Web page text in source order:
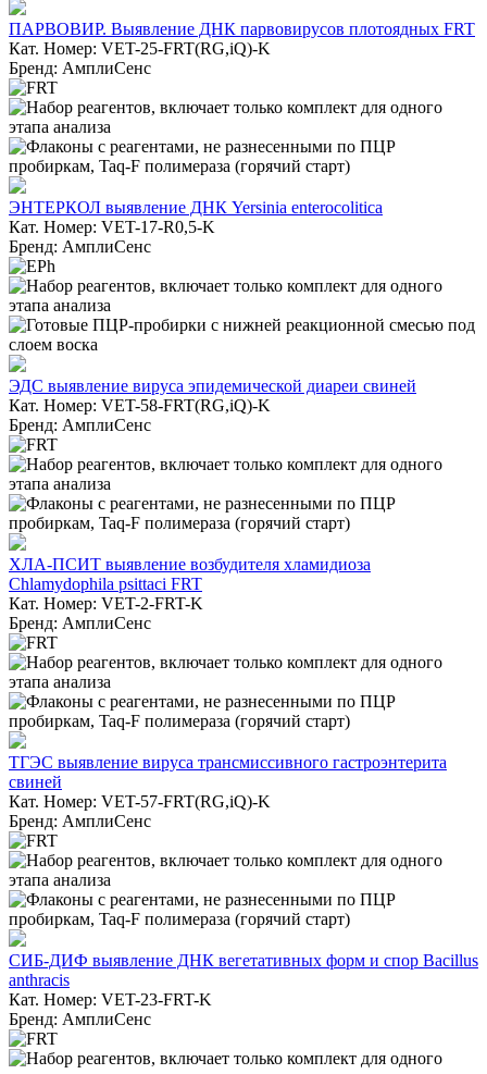
ПАРВОВИР. Выявление ДНК парвовирусов плотоядных FRT
Кат. Номер: VET-25-FRT(RG,iQ)-K
Бренд: АмплиСенс
ЭНТЕРКОЛ выявление ДНК Yersinia enterocolitica
Кат. Номер: VET-17-R0,5-K
Бренд: АмплиСенс
ЭДС выявление вируса эпидемической диареи свиней
Кат. Номер: VET-58-FRT(RG,iQ)-K
Бренд: АмплиСенс
ХЛА-ПСИТ выявление возбудителя хламидиоза
Chlamydophila psittaci FRT
Кат. Номер: VET-2-FRT-K
Бренд: АмплиСенс
ТГЭС выявление вируса трансмиссивного гастроэнтерита
свиней
Кат. Номер: VET-57-FRT(RG,iQ)-K
Бренд: АмплиСенс
СИБ-ДИФ выявление ДНК вегетативных форм и спор Bacillus
anthracis
Кат. Номер: VET-23-FRT-K
Бренд: АмплиСенс